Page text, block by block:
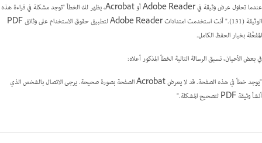
عندما تحاول عرض وثيقة في Adobe Reader أو Acrobat، يظهر لك الخطأ "توجد مشكلة في قراءة هذه
الوثيقة (131)." أنت استخدمت امتدادات Adobe Reader لتطبيق حقوق الاستخدام على وثائق PDF
المفعَّلة بخيار الحفظ الكامل.
في بعض الأحيان، تسبق الرسالة التالية الخطأ المذكور أعلاه:
"يوجد خطأ في هذه الصفحة. قد لا يعرض Acrobat الصفحة بصورة صحيحة. يرجى الاتصال بالشخص الذي
أنشأ وثيقة PDF لتصحيح المشكلة."